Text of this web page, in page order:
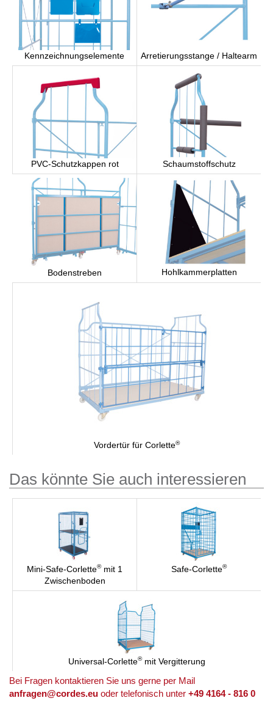
Kennzeichnungselemente Arretierungsstange / Haltearm
PVC-Schutzkappen rot Schaumstoffschutz
Bodenstreben Hohlkammerplatten
Vordertür für Corlette®
Das könnte Sie auch interessieren
Mini-Safe-Corlette®mit 1
Zwischenboden
Safe-Corlette®
Universal-Corlette®mit Vergitterung
Bei Fragen kontaktieren Sie uns gerne per Mail
anfragen@cordes.eu oder telefonisch unter +49 4164 - 816 0